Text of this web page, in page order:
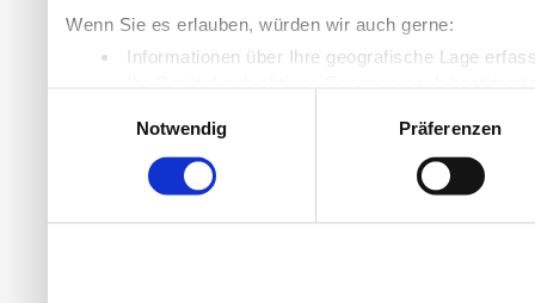
Wenn Sie es erlauben, würden wir auch gerne:
Informationen über Ihre geografische Lage
Wir verwenden Cookies, um Inhalte und Anzeigen zu
die Zugriffe auf unsere Website zu analysieren.
Notwendig
Präferenzen